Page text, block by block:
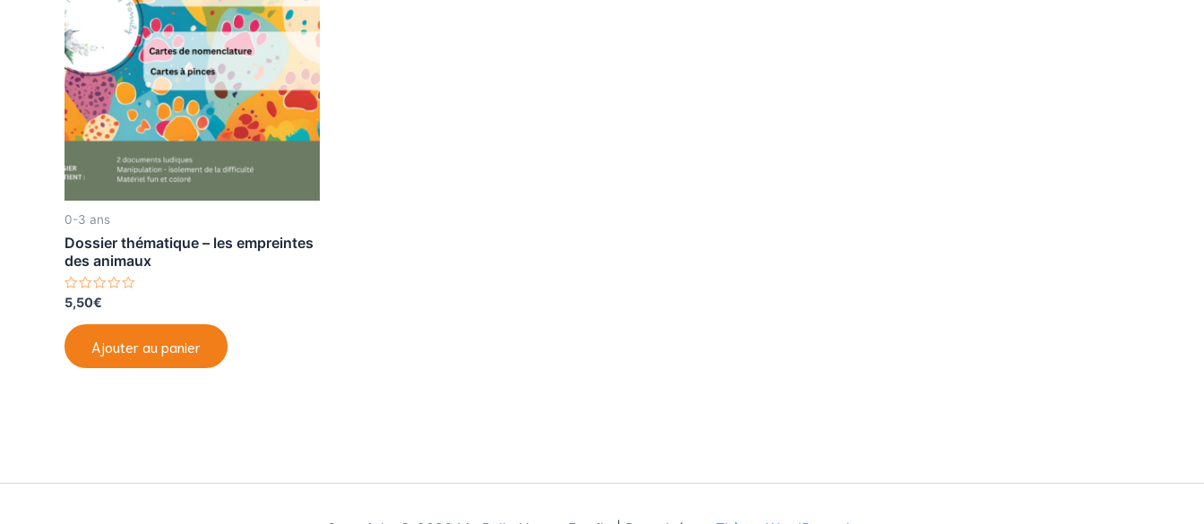
0-3 ans
Dossier thématique – les empreintes
des animaux
N
e
0
s
5,50€
Ajouter au panier